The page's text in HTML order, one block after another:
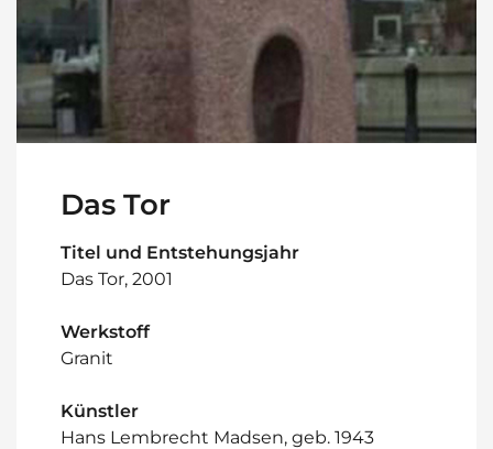
Das Tor
Titel und Entstehungsjahr
Das Tor, 2001
Werkstoff
Granit
Künstler
Hans Lembrecht Madsen, geb. 1943